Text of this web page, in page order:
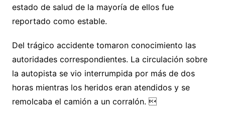
estado de salud de la mayoría de ellos fue
reportado como estable.
Del trágico accidente tomaron conocimiento las
autoridades correspondientes. La circulación sobre
la autopista se vio interrumpida por más de dos
horas mientras los heridos eran atendidos y se
remolcaba el camión a un corralón. 